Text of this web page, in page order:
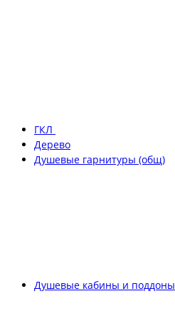
ГКЛ
Дерево
Душевые гарнитуры (общ)
Душевые кабины и поддоны